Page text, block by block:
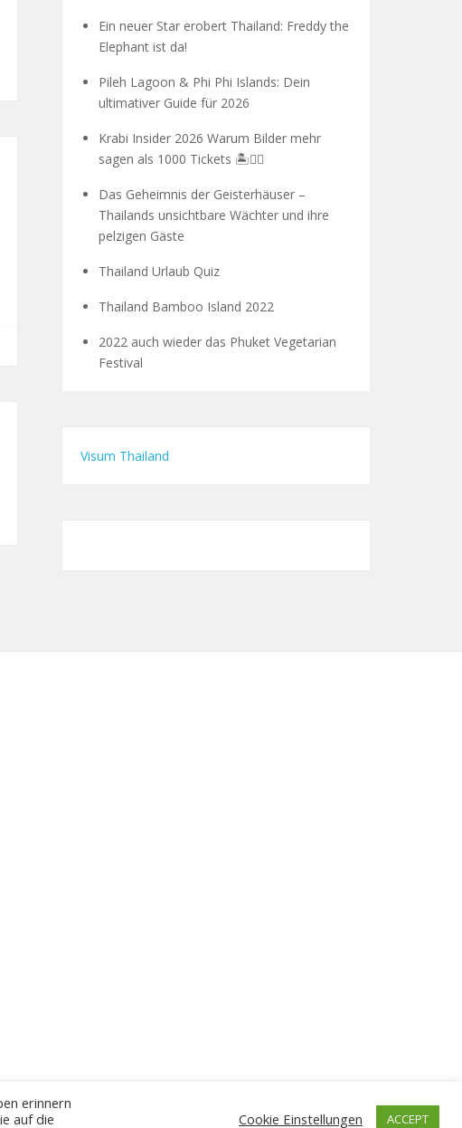
Ein neuer Star erobert Thailand: Freddy the
Elephant ist da!
Pileh Lagoon & Phi Phi Islands: Dein
ultimativer Guide für 2026
Krabi Insider 2026 Warum Bilder mehr
sagen als 1000 Tickets 🏝️🧗‍♂️
Das Geheimnis der Geisterhäuser –
Thailands unsichtbare Wächter und ihre
pelzigen Gäste
Thailand Urlaub Quiz
Thailand Bamboo Island 2022
2022 auch wieder das Phuket Vegetarian
Festival
Visum Thailand
erinnern
auf die
Cookie Einstellungen ACCEPT